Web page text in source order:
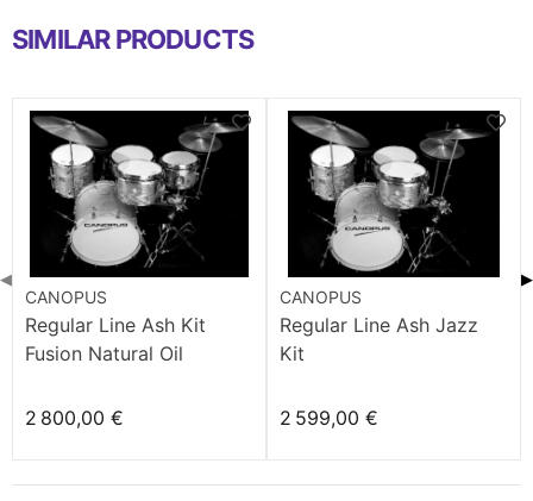
SIMILAR PRODUCTS
CANOPUS
Regular Line Ash Kit
Fusion Natural Oil
2 800,00 €
CANOPUS
Regular Line Ash Jazz
Kit
2 599,00 €
◀ ▶